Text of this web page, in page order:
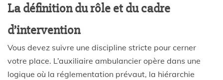
La définition du rôle et du cadre
d’intervention
Vous devez suivre une discipline stricte pour cerner
votre place. L’auxiliaire ambulancier opère dans une
logique où la réglementation prévaut, la hiérarchie